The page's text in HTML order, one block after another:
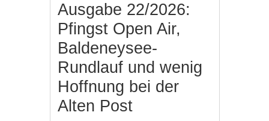
Ausgabe 22/2026:
Pfingst Open Air,
Baldeneysee-
Rundlauf und wenig
Hoffnung bei der
Alten Post